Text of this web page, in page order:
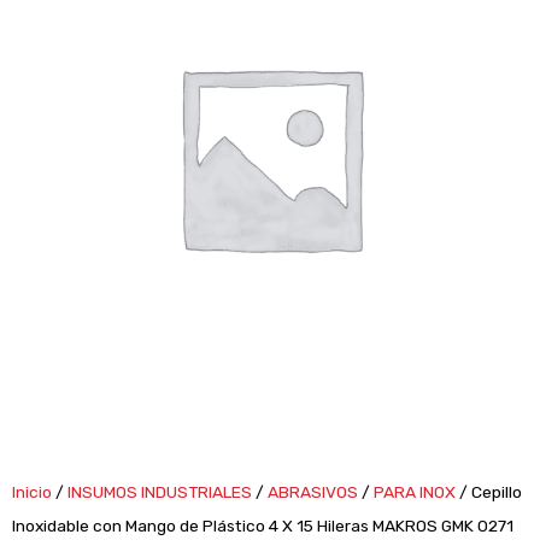
Inicio /INSUMOS INDUSTRIALES /ABRASIVOS /PARA INOX / Cepillo
Inoxidable con Mango de Plástico 4 X 15 Hileras MAKROS GMK 0271